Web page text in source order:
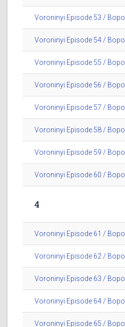
Voroninyi Episode 53 /
Voroninyi Episode 54 /
Voroninyi Episode 55 /
Voroninyi Episode 56 /
Voroninyi Episode 57 /
Voroninyi Episode 58 /
Voroninyi Episode 59 /
Voroninyi Episode 60 /
4
Voroninyi Episode 61 /
Voroninyi Episode 62 /
Voroninyi Episode 63 /
Voroninyi Episode 64 /
Voroninyi Episode 65 /